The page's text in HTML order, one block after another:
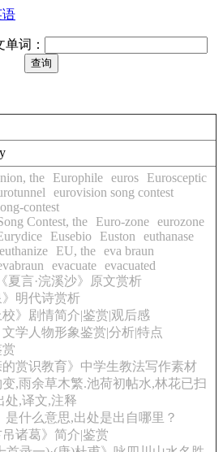
语
词：
the Europhile euros
Eurosceptic
eurovision song contest
contest
Contest, the
Euro-zone eurozone
Eusebio Euston
euthanase
euthanize EU, the eva braun
evacuate evacuated
《夏言·浣溪沙》原文赏析
》明代诗赏析
校》剧情简介|鉴赏|观后感
文学人物形象鉴赏|分析|特点
赏
的赏识教育》中学生教法写作素材
变,雨余草木繁.池荷初帖水,林花已扫
处,译文,注释
是什么意思,出处是出自哪里？
吊诸葛》简介|鉴赏